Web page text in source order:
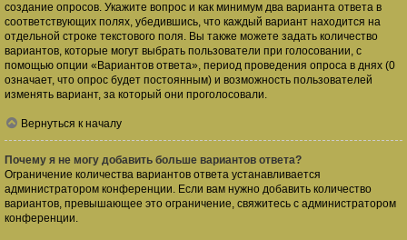
создание опросов. Укажите вопрос и как минимум два варианта ответа в
соответствующих полях, убедившись, что каждый вариант находится на
отдельной строке текстового поля. Вы также можете задать количество
вариантов, которые могут выбрать пользователи при голосовании, с
помощью опции «Вариантов ответа», период проведения опроса в днях (0
означает, что опрос будет постоянным) и возможность пользователей
изменять вариант, за который они проголосовали.
Вернуться к началу
Почему я не могу добавить больше вариантов ответа?
Ограничение количества вариантов ответа устанавливается
администратором конференции. Если вам нужно добавить количество
вариантов, превышающее это ограничение, свяжитесь с администратором
конференции.